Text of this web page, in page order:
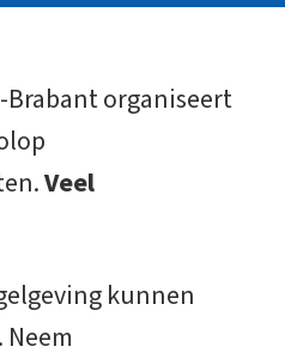
organiseert
Veel
kunnen